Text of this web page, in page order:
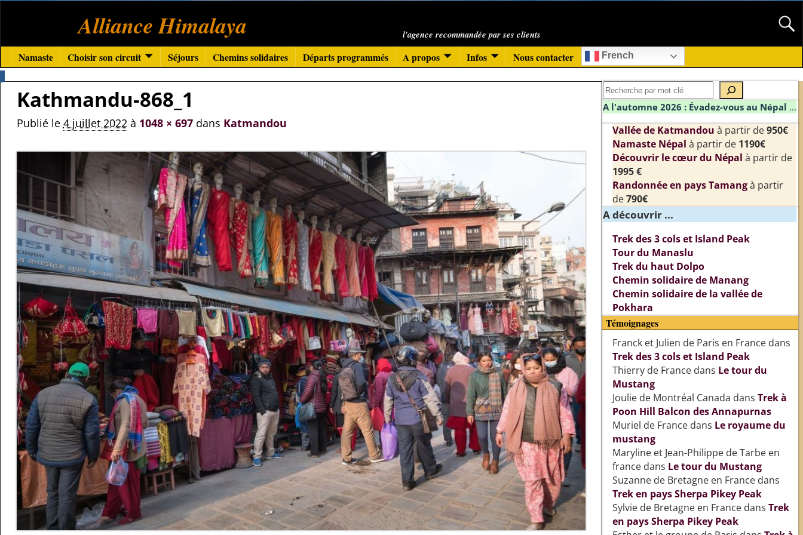
Alliance Himalaya l'agence recommandée par ses clients
Namaste Choisir son circuit Séjours Chemins solidaires Départs programmés A propos Infos Nous contacter French
Kathmandu-868_1
Publié le 4 juillet 2022à 1048 × 697dans Katmandou
A l'automne 2026 : Évadez-vous au Népal ...
Vallée de Katmandou à partir de950€
Namaste Népal à partir de 1190€
Découvrir le cœur du Népal à partir de
1995 €
Randonnée en pays Tamangà partir
de790€
A découvrir ...
Trek des 3 cols et Island Peak
Tour du Manaslu
Trek du haut Dolpo
Chemin solidaire de Manang
Chemin solidaire de la vallée de
Pokhara
Témoignages
Franck et Julien de Paris en Francedans
Trek des 3 cols et Island Peak
Thierry de Francedans Le tour du
Mustang
Joulie de Montréal Canada dans Trek à
Poon Hill Balcon des Annapurnas
Muriel de Francedans Le royaume du
mustang
Maryline et Jean-Philippe de Tarbe en
francedans Le tour du Mustang
Suzanne de Bretagne en Francedans
Trek en pays Sherpa Pikey Peak
Sylvie de Bretagne en Francedans Trek
en pays Sherpa Pikey Peak